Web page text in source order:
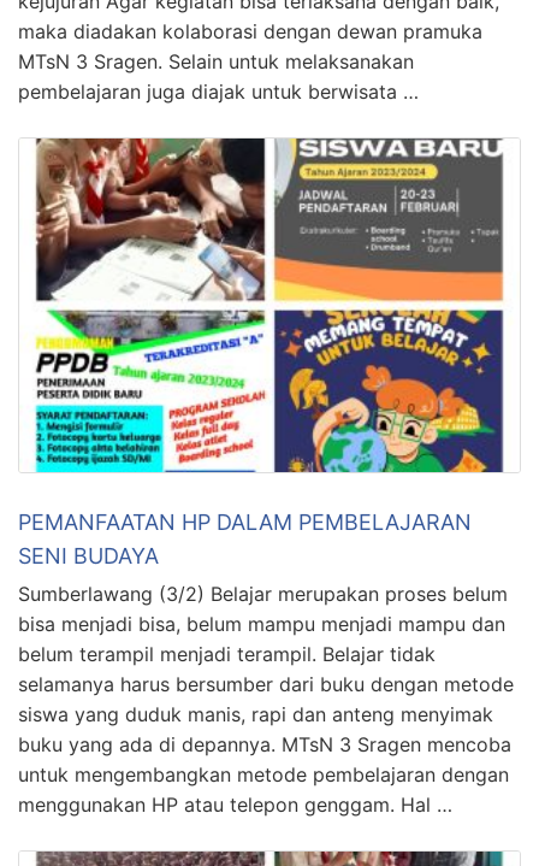
maka diadakan kolaborasi dengan dewan pramuka
MTsN 3 Sragen. Selain untuk melaksanakan
pembelajaran juga diajak untuk berwisata …
PEMANFAATAN HP DALAM PEMBELAJARAN
SENI BUDAYA
Sumberlawang (3/2) Belajar merupakan proses belum
bisa menjadi bisa, belum mampu menjadi mampu dan
belum terampil menjadi terampil. Belajar tidak
selamanya harus bersumber dari buku dengan metode
siswa yang duduk manis, rapi dan anteng menyimak
buku yang ada di depannya. MTsN 3 Sragen mencoba
untuk mengembangkan metode pembelajaran dengan
menggunakan HP atau telepon genggam. Hal …